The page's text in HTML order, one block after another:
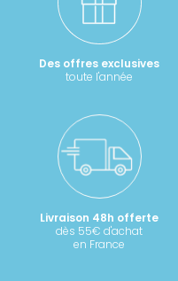
Des offres exclusives
toute l'année
Livraison 48h offerte
dès 55€ d'achat
en France